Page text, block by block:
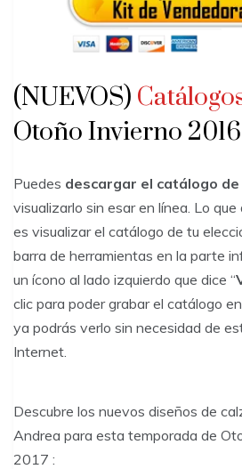
(NUEVOS)
Otoño Invierno
Puedes descargar el catálogo
visualizarlo sin esar en línea. Lo
es visualizar el catálogo de tu
barra de herramientas en la parte
un ícono al lado izquierdo que dice “
clic para poder grabar el catálogo
ya podrás verlo sin necesidad de
Internet.
Descubre los nuevos diseños de
Andrea para esta temporada de
2017 :